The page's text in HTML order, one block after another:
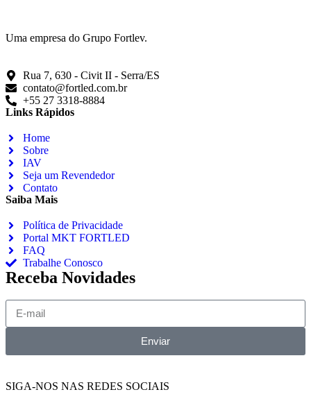
Uma empresa do Grupo Fortlev.
Rua 7, 630 - Civit II - Serra/ES
contato@fortled.com.br
+55 27 3318-8884
Links Rápidos
Home
Sobre
IAV
Seja um Revendedor
Contato
Saiba Mais
Política de Privacidade
Portal MKT FORTLED
FAQ
Trabalhe Conosco
Receba Novidades
Enviar
SIGA-NOS NAS REDES SOCIAIS